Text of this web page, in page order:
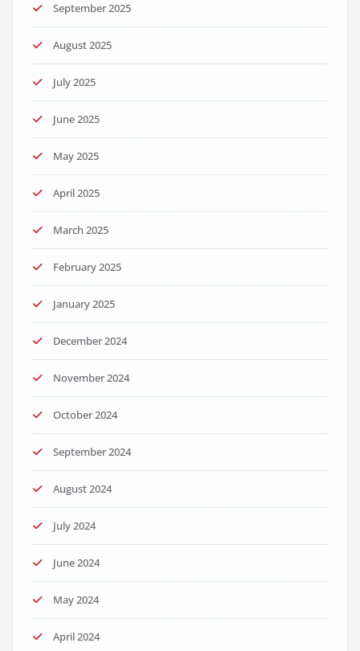
September 2025
August 2025
July 2025
June 2025
May 2025
April 2025
March 2025
February 2025
January 2025
December 2024
November 2024
October 2024
September 2024
August 2024
July 2024
June 2024
May 2024
April 2024